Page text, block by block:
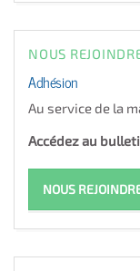
NOUS
Adhésion
Au service de la
Accédez au
NOUS